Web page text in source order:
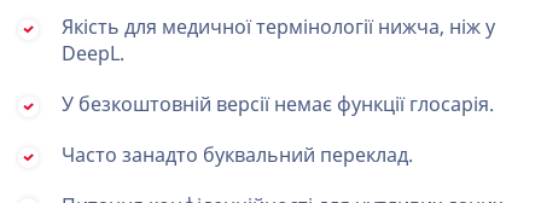
Якість для медичної термінології нижча, ніж у
DeepL.
У безкоштовній версії немає функції глосарія.
Часто занадто буквальний переклад.